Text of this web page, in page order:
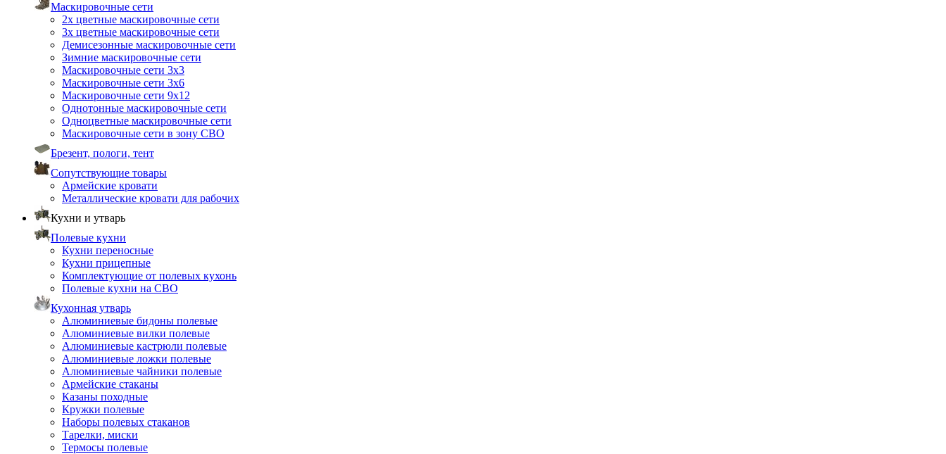
Маскировочные сети
2х цветные маскировочные сети
3х цветные маскировочные сети
Демисезонные маскировочные сети
Зимние маскировочные сети
Маскировочные сети 3х3
Маскировочные сети 3х6
Маскировочные сети 9х12
Однотонные маскировочные сети
Одноцветные маскировочные сети
Маскировочные сети в зону СВО
Брезент, пологи, тент
Сопутствующие товары
Армейские кровати
Металлические кровати для рабочих
Кухни и утварь
Полевые кухни
Кухни переносные
Кухни прицепные
Комплектующие от полевых кухонь
Полевые кухни на СВО
Кухонная утварь
Алюминиевые бидоны полевые
Алюминиевые вилки полевые
Алюминиевые кастрюли полевые
Алюминиевые ложки полевые
Алюминиевые чайники полевые
Армейские стаканы
Казаны походные
Кружки полевые
Наборы полевых стаканов
Тарелки, миски
Термосы полевые